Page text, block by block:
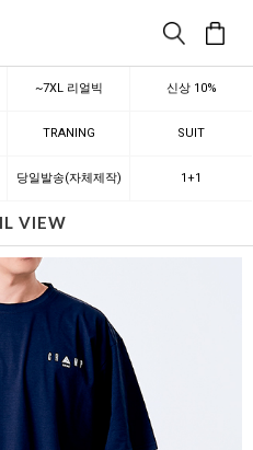
~7XL 리얼빅 신상 10%
TRANING SUIT
당일발송(자체제작) 1+1
VIEW